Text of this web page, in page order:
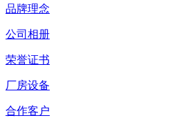
品牌理念
公司相册
荣誉证书
厂房设备
合作客户